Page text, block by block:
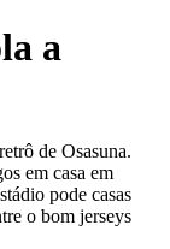
a
de Osasuna.
em casa em
pode casas
o bom jerseys